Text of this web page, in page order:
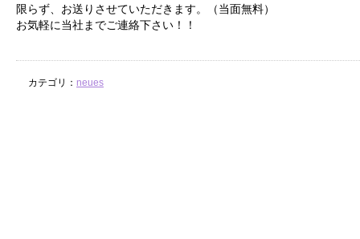
限らず、お送りさせていただきます。（当面無料）
お気軽に当社までご連絡下さい！！
カテゴリ： neues